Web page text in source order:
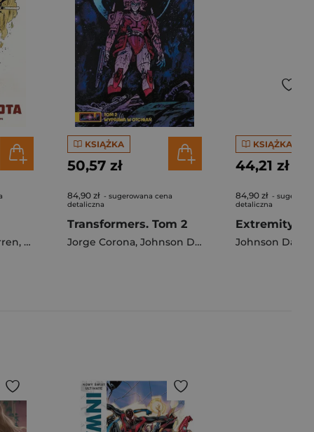
, Donny Cates
KSIĄŻKA
50,57 zł
84,90 zł - sugerowana cena
detaliczna
Transformers. Tom 2
Jorge Corona, Johnson Daniel Warren
KSIĄŻKA
44,21 zł
84,90 zł -
detaliczna
Extremity
Johnson